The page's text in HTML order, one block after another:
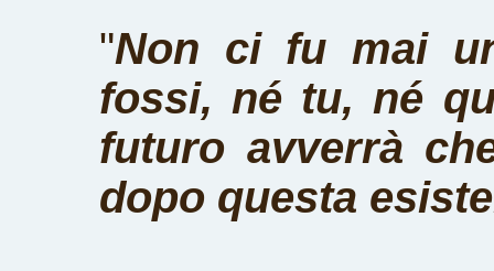
"Non ci fu mai
fossi, né tu, né
futuro avverrà
dopo questa